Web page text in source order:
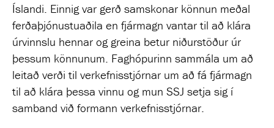
Íslandi. Einnig var gerð samskonar könnun meðal
ferðaþjónustuaðila en fjármagn vantar til að klára
úrvinnslu hennar og greina betur niðurstöður úr
þessum könnunum. Faghópurinn sammála um að
leitað verði til verkefnisstjórnar um að fá fjármagn
til að klára þessa vinnu og mun SSJ setja sig í
samband við formann verkefnisstjórnar.